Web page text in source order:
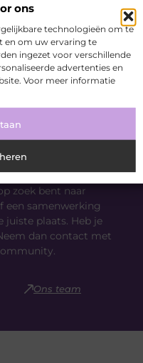
ons
technologieën om te
en om uw ervaring te
ingezet voor verschillende
advertenties en
Voor meer informatie
over
algemene blogs over
zoek bent naar
een samenwerking
juiste plaats. Heb je
dan contact met
Ons team